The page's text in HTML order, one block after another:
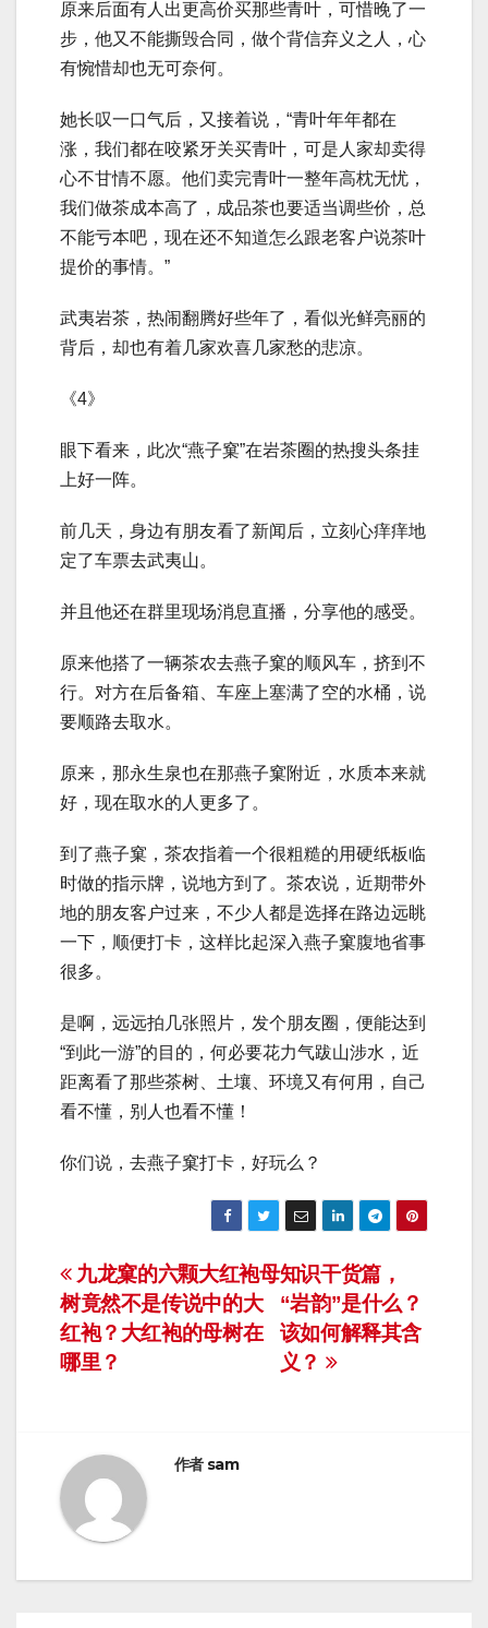
原来后面有人出更高价买那些青叶，可惜晚了一
步，他又不能撕毁合同，做个背信弃义之人，心
有惋惜却也无可奈何。
她长叹一口气后，又接着说，“青叶年年都在
涨，我们都在咬紧牙关买青叶，可是人家却卖得
心不甘情不愿。他们卖完青叶一整年高枕无忧，
我们做茶成本高了，成品茶也要适当调些价，总
不能亏本吧，现在还不知道怎么跟老客户说茶叶
提价的事情。”
武夷岩茶，热闹翻腾好些年了，看似光鲜亮丽的
背后，却也有着几家欢喜几家愁的悲凉。
《4》
眼下看来，此次“燕子窠”在岩茶圈的热搜头条挂
上好一阵。
前几天，身边有朋友看了新闻后，立刻心痒痒地
定了车票去武夷山。
并且他还在群里现场消息直播，分享他的感受。
原来他搭了一辆茶农去燕子窠的顺风车，挤到不
行。对方在后备箱、车座上塞满了空的水桶，说
要顺路去取水。
原来，那永生泉也在那燕子窠附近，水质本来就
好，现在取水的人更多了。
到了燕子窠，茶农指着一个很粗糙的用硬纸板临
时做的指示牌，说地方到了。茶农说，近期带外
地的朋友客户过来，不少人都是选择在路边远眺
一下，顺便打卡，这样比起深入燕子窠腹地省事
很多。
是啊，远远拍几张照片，发个朋友圈，便能达到
“到此一游”的目的，何必要花力气跋山涉水，近
距离看了那些茶树、土壤、环境又有何用，自己
看不懂，别人也看不懂！
你们说，去燕子窠打卡，好玩么？
文
章
导
知识干货篇，
“岩韵”是什么？
该如何解释其含
义？
九龙窠的六颗大红袍母
树竟然不是传说中的大
红袍？大红袍的母树在
哪里？
作者 sam